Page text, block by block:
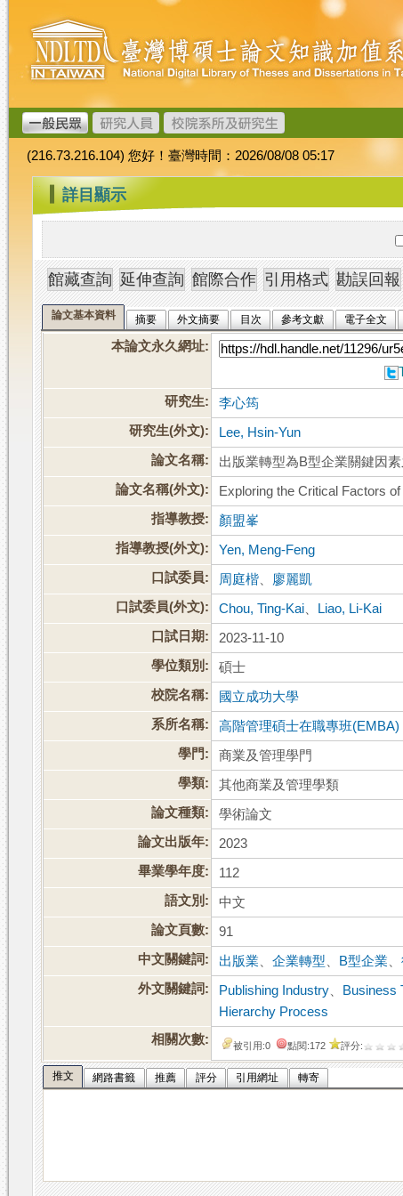
跳
到
主
要
內
容
臺
灣
博
碩
士
論
文
加
值
系
統
(216.73.216.104) 您好！臺灣時間：2026/08/08 05:17
::: 詳目顯示
論文基本資料 摘要 外文摘要 目次 參考文獻 電子全文
本論文永久網址:
研究生:
李心筠
研究生(外文):
Lee, Hsin-Yun
論文名稱:
出版業轉型為B型企業關鍵因
論文名稱(外文):
Exploring the Critical Factors
指導教授:
顏盟峯
指導教授(外文):
Yen, Meng-Feng
口試委員:
周庭楷
廖麗凱
口試委員(外文):
Chou, Ting-Kai
Liao, Li-Kai
口試日期:
2023-11-10
學位類別:
碩士
校院名稱:
國立成功大學
系所名稱:
高階管理碩士在職專班(EMBA)
學門:
商業及管理學門
學類:
其他商業及管理學類
論文種類:
學術論文
論文出版年:
2023
畢業學年度:
112
語文別:
中文
論文頁數:
91
中文關鍵詞:
出版業 、企業轉型 B型企業 、
外文關鍵詞:
Publishing Industry Business
Hierarchy Process
相關次數:
被引用:0 點閱:172 評分:
推文 網路書籤 推薦 評分 引用網址 轉寄